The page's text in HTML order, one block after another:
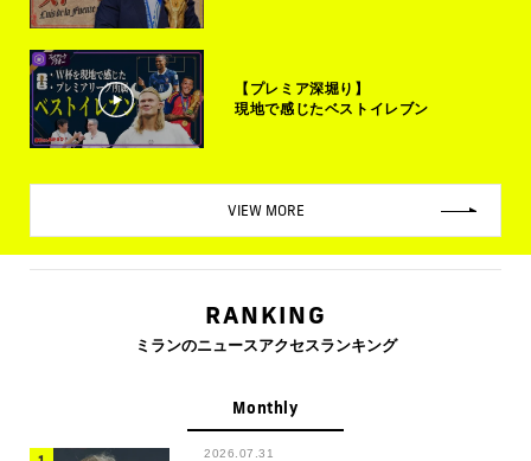
【プレミア深堀り】
現地で感じたベストイレブン
VIEW MORE
RANKING
ミランのニュースアクセスランキング
Monthly
2026.07.31